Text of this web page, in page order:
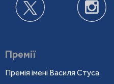
Премії
Премія імені Василя Стуса